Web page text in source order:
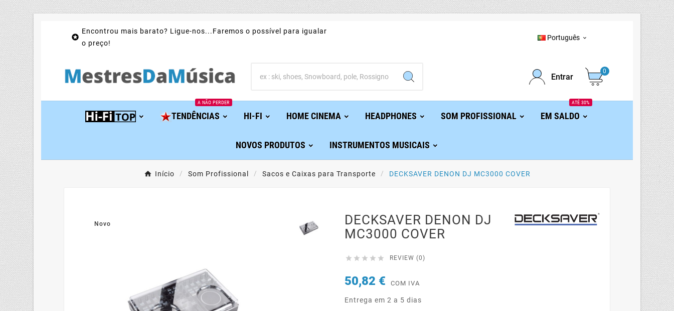

Encontrou mais barato? Ligue-nos...Faremos o possível para igualar
o preço!
Português 
Entrar
0
TENDÊNCIAS
A NÃO PERDER
HI-FI HOME CINEMA HEADPHONES SOM PROFISSIONAL EM SALDO
ATÉ 30%
NOVOS PRODUTOS INSTRUMENTOS MUSICAIS
Início Som Profissional Sacos e Caixas para Transporte DECKSAVER DENON DJ MC3000 COVER
Novo
DECKSAVER DENON DJ
MC3000 COVER
     REVIEW (0)
50,82 € COM IVA
Entrega em 2 a 5 dias